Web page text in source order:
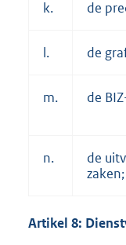
k. de
l. de
m. de
n.
de
zaken;
Artikel 8: